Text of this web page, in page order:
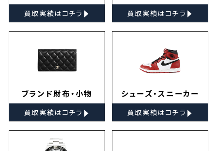
買取実績はコチラ ▸ 買取実績はコチラ ▸
ブランド財布・小物
買取実績はコチラ ▸
シューズ・スニーカー
買取実績はコチラ ▸